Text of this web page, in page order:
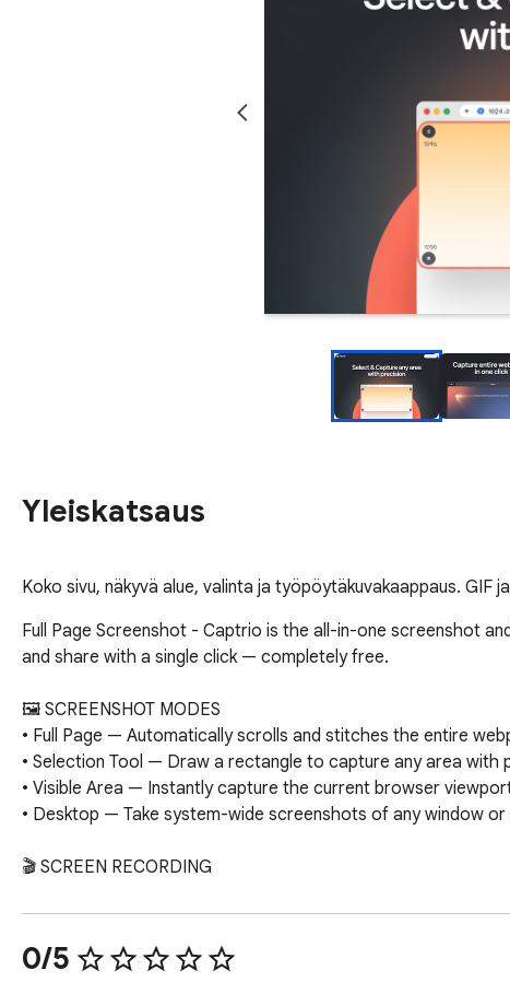
Yleiskatsaus
Koko sivu, näkyvä alue, valinta ja työpöytäkuvakaappaus. GIF
Full Page Screenshot - Captrio is the all-in-one screenshot
and share with a single click — completely free.
🖼️ SCREENSHOT MODES
• Full Page — Automatically scrolls and stitches the entire
• Selection Tool — Draw a rectangle to capture any area with
• Visible Area — Instantly capture the current browser
• Desktop — Take system-wide screenshots of any window
🎬 SCREEN RECORDING
• Pause and resume recording anytime
• Capture microphone audio alongside your screen
• Live timer on the extension icon badge
0/5